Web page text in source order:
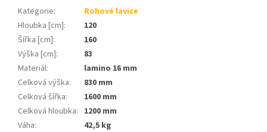
Kategorie:
Rohové lavice
Hloubka [cm]:
120
Šířka [cm]:
160
Výška [cm]:
83
Materiál:
lamino 16 mm
Celková výška:
830 mm
Celková šířka:
1600 mm
Celková hloubka: 1200 mm
Váha:
42,5 kg